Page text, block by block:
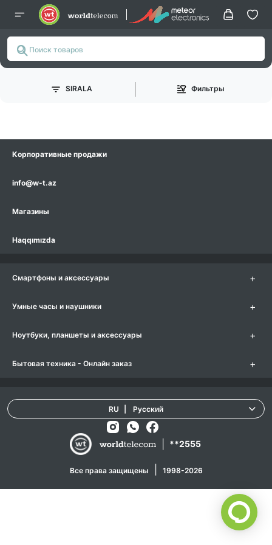
SIRALA Фильтры
Корпоративные продажи
info@w-t.az
Магазины
Haqqımızda
Смартфоны и аксессуары +
Умные часы и наушники +
Ноутбуки, планшеты и аксессуары +
Бытовая техника - Онлайн заказ +
**2555
Все права защищены 1998-2026
RU Русский